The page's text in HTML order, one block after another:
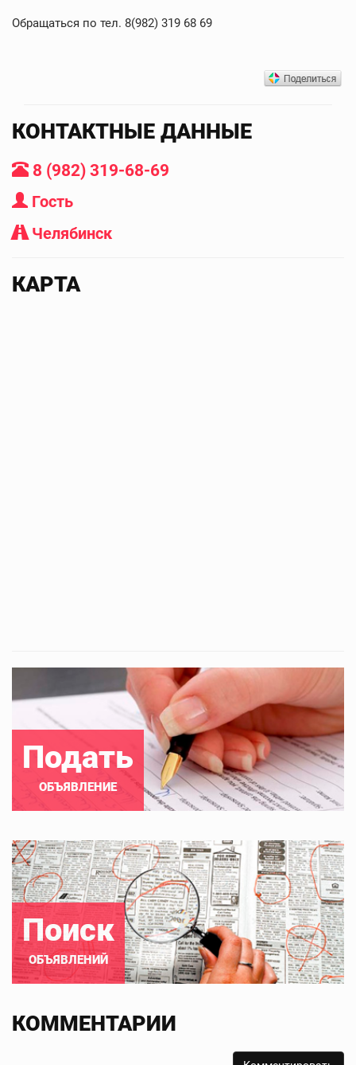
Обращаться по тел. 8(982) 319 68 69
КОНТАКТНЫЕ ДАННЫЕ
8 (982) 319-68-69
Гость
Челябинск
КАРТА
Подать
ОБЪЯВЛЕНИЕ
Поиск
ОБЪЯВЛЕНИЙ
КОММЕНТАРИИ